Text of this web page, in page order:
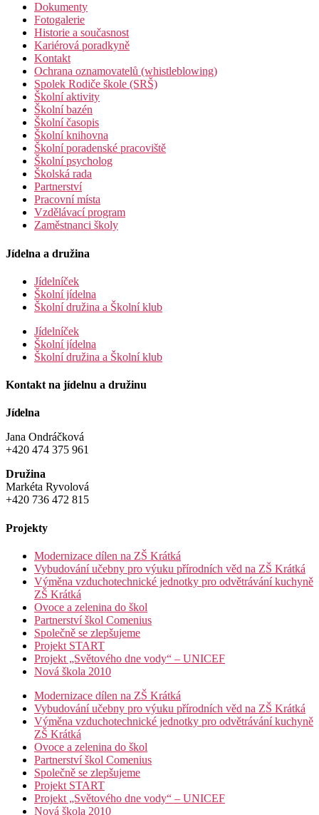
Dokumenty
Fotogalerie
Historie a současnost
Kariérová poradkyně
Kontakt
Ochrana oznamovatelů (whistleblowing)
Spolek Rodiče škole (SRŠ)
Školní aktivity
Školní bazén
Školní časopis
Školní knihovna
Školní poradenské pracoviště
Školní psycholog
Školská rada
Partnerství
Pracovní místa
Vzdělávací program
Zaměstnanci školy
Jídelna a družina
Jídelníček
Školní jídelna
Školní družina a Školní klub
Jídelníček
Školní jídelna
Školní družina a Školní klub
Kontakt na jídelnu a družinu
Jídelna
Jana Ondráčková
+420 474 375 961
Družina
Markéta Ryvolová
+420 736 472 815
Projekty
Modernizace dílen na ZŠ Krátká
Vybudování učebny pro výuku přírodních věd na ZŠ Krátká
Výměna vzduchotechnické jednotky pro odvětrávání kuchyně
ZŠ Krátká
Ovoce a zelenina do škol
Partnerství škol Comenius
Společně se zlepšujeme
Projekt START
Projekt „Světového dne vody“ – UNICEF
Nová škola 2010
Modernizace dílen na ZŠ Krátká
Vybudování učebny pro výuku přírodních věd na ZŠ Krátká
Výměna vzduchotechnické jednotky pro odvětrávání kuchyně
ZŠ Krátká
Ovoce a zelenina do škol
Partnerství škol Comenius
Společně se zlepšujeme
Projekt START
Projekt „Světového dne vody“ – UNICEF
Nová škola 2010